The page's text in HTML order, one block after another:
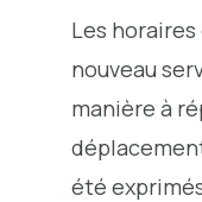
Les
nouveau
manière à
été